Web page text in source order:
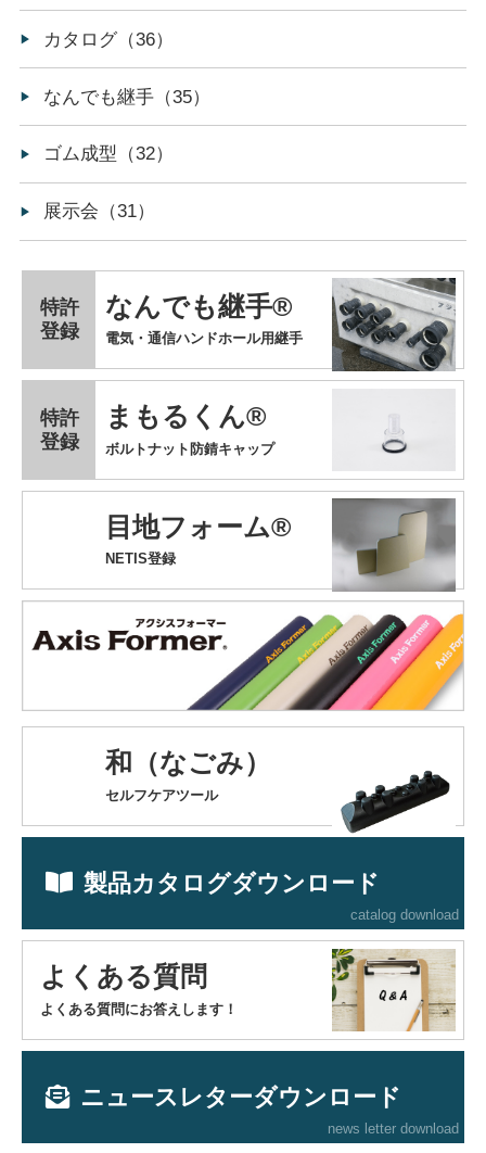
カタログ（36）
なんでも継手（35）
ゴム成型（32）
展示会（31）
なんでも継手®
特許
登録
電気・通信ハンドホール用継手
まもるくん®
特許
登録
ボルトナット防錆キャップ
目地フォーム®
NETIS登録
和（なごみ）
セルフケアツール
製品カタログダウンロード
catalog download
よくある質問
よくある質問にお答えします！
ニュースレターダウンロード
news letter download